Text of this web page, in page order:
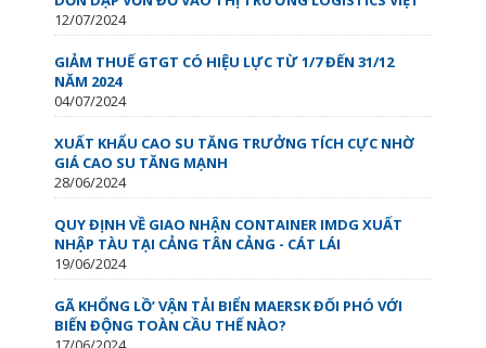
12/07/2024
GIẢM THUẾ GTGT CÓ HIỆU LỰC TỪ 1/7 ĐẾN 31/12
NĂM 2024
04/07/2024
XUẤT KHẨU CAO SU TĂNG TRƯỞNG TÍCH CỰC NHỜ
GIÁ CAO SU TĂNG MẠNH
28/06/2024
QUY ĐỊNH VỀ GIAO NHẬN CONTAINER IMDG XUẤT
NHẬP TÀU TẠI CẢNG TÂN CẢNG - CÁT LÁI
19/06/2024
GÃ KHỔNG LỒ’ VẬN TẢI BIỂN MAERSK ĐỐI PHÓ VỚI
BIẾN ĐỘNG TOÀN CẦU THẾ NÀO?